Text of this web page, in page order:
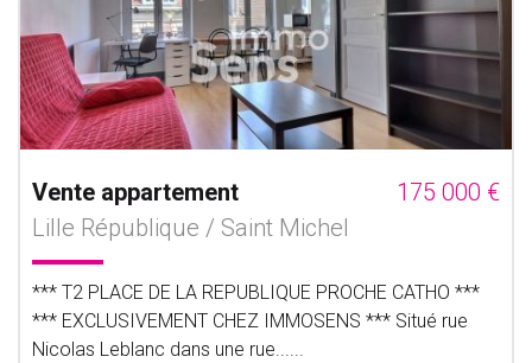
Vente appartement
175 000 €
Lille République / Saint Michel
*** T2 PLACE DE LA REPUBLIQUE PROCHE CATHO ***
*** EXCLUSIVEMENT CHEZ IMMOSENS *** Situé rue
Nicolas Leblanc dans une rue......